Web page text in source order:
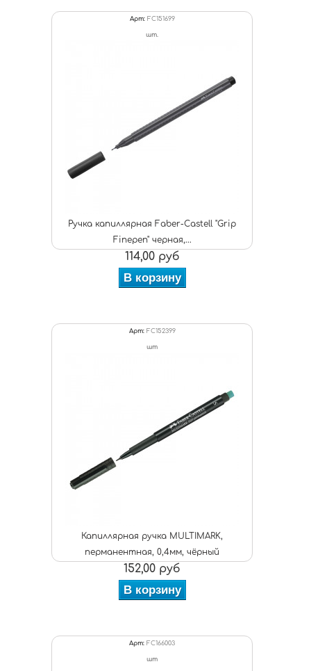
Арт: FC151699
шт.
Ручка капиллярная Faber-Castell "Grip
Finepen" черная,...
114,00 руб
В корзину
Арт: FC152399
шт
Капиллярная ручка MULTIMARK,
перманентная, 0,4мм, чёрный
152,00 руб
В корзину
Арт: FC166003
шт